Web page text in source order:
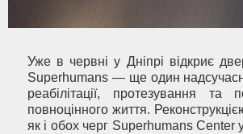
Уже в червні у Дніпрі відкриє
Superhumans — ще один
реабілітації, протезування та
повноцінного життя.
як і обох черг Superhumans Center